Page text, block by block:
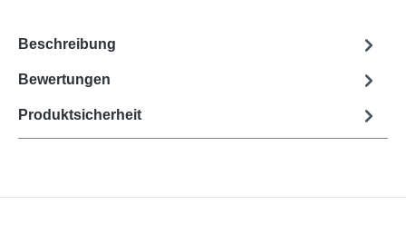
Beschreibung
Bewertungen
Produktsicherheit